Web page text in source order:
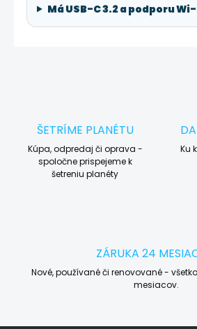
Má USB-C 3.2 a podporu Wi-
ŠETRÍME PLANÉTU
Kúpa, odpredaj či oprava -
spoločne prispejeme k
šetreniu planéty
Ku
ZÁRUKA 24
Nové, používané či renovované -
mesiacov.